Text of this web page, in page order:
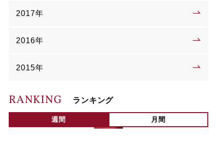
2017年
2016年
2015年
RANKING ランキング
週間 月間